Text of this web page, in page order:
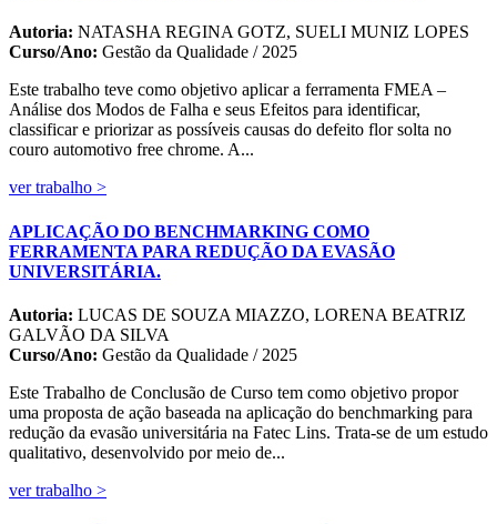
Autoria: NATASHA REGINA GOTZ, SUELI MUNIZ LOPES
Curso/Ano: Gestão da Qualidade / 2025
Este trabalho teve como objetivo aplicar a ferramenta FMEA –
Análise dos Modos de Falha e seus Efeitos para identificar,
classificar e priorizar as possíveis causas do defeito flor solta no
couro automotivo free chrome. A...
ver trabalho >
APLICAÇÃO DO BENCHMARKING COMO
FERRAMENTA PARA REDUÇÃO DA EVASÃO
UNIVERSITÁRIA.
Autoria: LUCAS DE SOUZA MIAZZO, LORENA BEATRIZ
GALVÃO DA SILVA
Curso/Ano: Gestão da Qualidade / 2025
Este Trabalho de Conclusão de Curso tem como objetivo propor
uma proposta de ação baseada na aplicação do benchmarking para
redução da evasão universitária na Fatec Lins. Trata-se de um estudo
qualitativo, desenvolvido por meio de...
ver trabalho >